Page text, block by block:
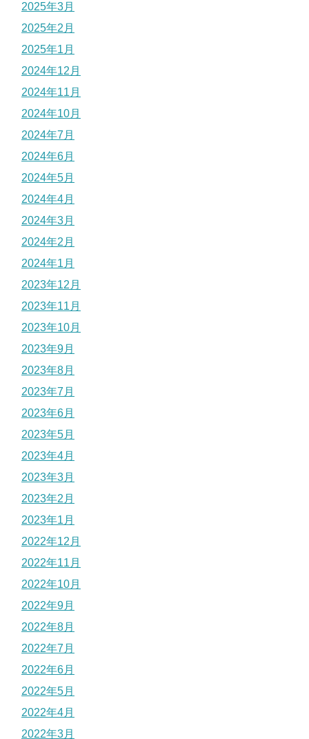
2025年3月
2025年2月
2025年1月
2024年12月
2024年11月
2024年10月
2024年7月
2024年6月
2024年5月
2024年4月
2024年3月
2024年2月
2024年1月
2023年12月
2023年11月
2023年10月
2023年9月
2023年8月
2023年7月
2023年6月
2023年5月
2023年4月
2023年3月
2023年2月
2023年1月
2022年12月
2022年11月
2022年10月
2022年9月
2022年8月
2022年7月
2022年6月
2022年5月
2022年4月
2022年3月